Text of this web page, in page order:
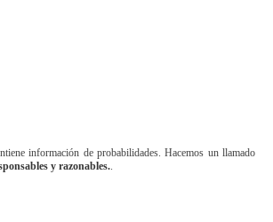
información de probabilidades. Hacemos un llamado
y razonables.